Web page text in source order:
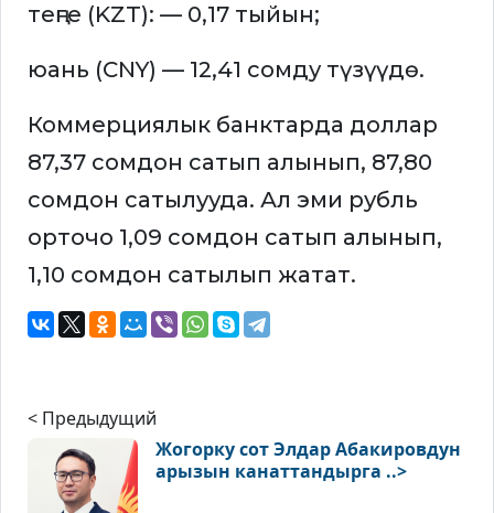
теңге (KZT): — 0,17 тыйын;
юань (CNY) — 12,41 сомду түзүүдө.
Коммерциялык банктарда доллар
87,37 сомдон сатып алынып, 87,80
сомдон сатылууда. Ал эми рубль
орточо 1,09 сомдон сатып алынып,
1,10 сомдон сатылып жатат.
< Предыдущий
Жогорку сот Элдар Абакировдун
арызын канаттандырга ..>